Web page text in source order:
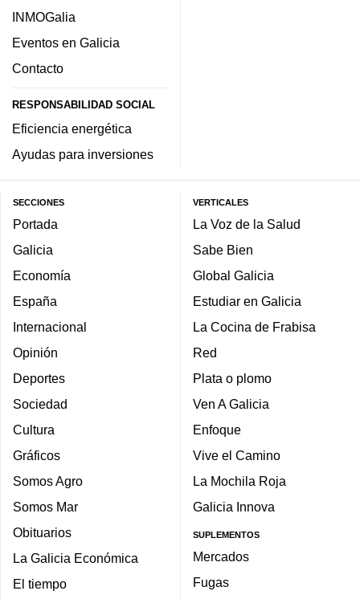
INMOGalia
Eventos en Galicia
Contacto
RESPONSABILIDAD SOCIAL
Eficiencia energética
Ayudas para inversiones
SECCIONES
Portada
Galicia
Economía
España
Internacional
Opinión
Deportes
Sociedad
Cultura
Gráficos
Somos Agro
Somos Mar
Obituarios
La Galicia Económica
El tiempo
VERTICALES
La Voz de la Salud
Sabe Bien
Global Galicia
Estudiar en Galicia
La Cocina de Frabisa
Red
Plata o plomo
Ven A Galicia
Enfoque
Vive el Camino
La Mochila Roja
Galicia Innova
SUPLEMENTOS
Mercados
Fugas